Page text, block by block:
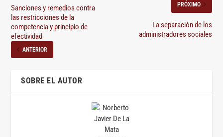
Sanciones y remedios contra
las restricciones de la
competencia y principio de
efectividad
ANTERIOR
PRÓXIMO
La separación de los
administradores sociales
SOBRE EL AUTOR